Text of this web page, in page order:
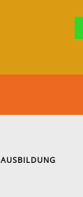
AUSBILDUNG